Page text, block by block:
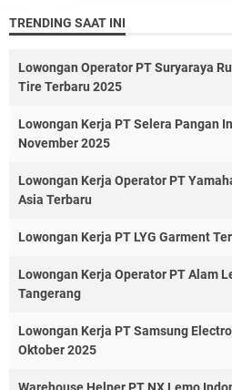
TRENDING SAAT INI
Lowongan Operator PT Suryaraya
Tire Terbaru 2025
Lowongan Kerja PT Selera Pangan
November 2025
Lowongan Kerja Operator PT
Asia Terbaru
Lowongan Kerja PT LYG Garment
Lowongan Kerja Operator PT Alam
Tangerang
Lowongan Kerja PT Samsung
Oktober 2025